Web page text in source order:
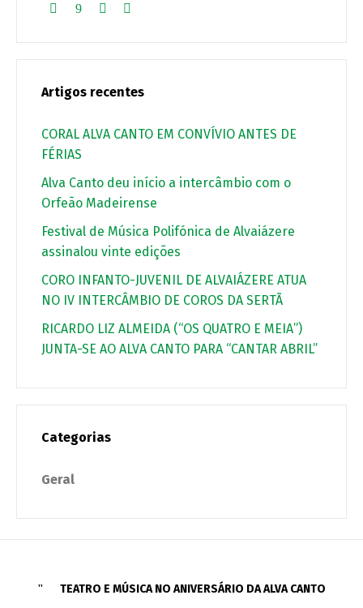
Artigos recentes
CORAL ALVA CANTO EM CONVÍVIO ANTES DE
FÉRIAS
Alva Canto deu início a intercâmbio com o
Orfeão Madeirense
Festival de Música Polifónica de Alvaiázere
assinalou vinte edições
CORO INFANTO-JUVENIL DE ALVAIÁZERE ATUA
NO IV INTERCÂMBIO DE COROS DA SERTÃ
RICARDO LIZ ALMEIDA (“OS QUATRO E MEIA”)
JUNTA-SE AO ALVA CANTO PARA “CANTAR ABRIL”
Categorias
Geral
TEATRO E MÚSICA NO ANIVERSÁRIO DA ALVA CANTO